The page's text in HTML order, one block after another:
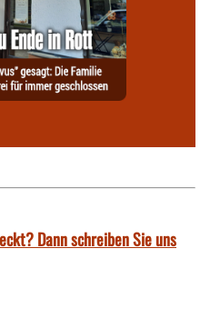
Dann schreiben Sie uns